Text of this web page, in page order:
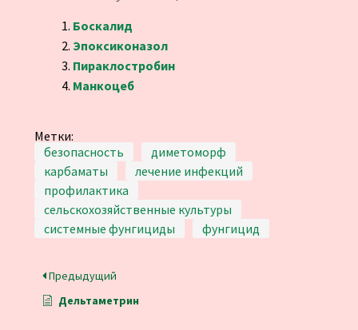
Боскалид
Эпоксиконазол
Пираклостробин
Манкоцеб
Метки:
безопасность
диметоморф
карбаматы
лечение инфекций
профилактика
сельскохозяйственные культуры
системные фунгициды
фунгицид
Предыдущий
Дельтаметрин